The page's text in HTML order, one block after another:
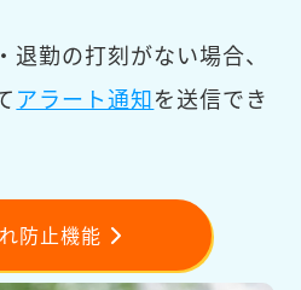
勤の打刻がない場合、
アラート通知を送信でき
防止機能